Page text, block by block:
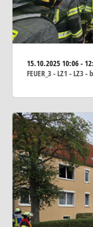
15.10.202510:06 -
FEUER_3 - LZ1 - LZ3